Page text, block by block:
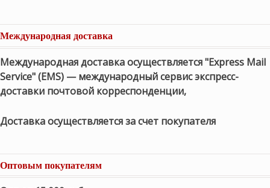
Международная доставка
Международная доставка осуществляется "Express Mail
Service" (EMS) — международный сервис экспресс-
доставки почтовой корреспонденции,
Доставка осуществляется за счет покупателя
Оптовым покупателям